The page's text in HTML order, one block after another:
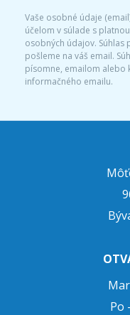
Vaše osobné údaje
účelom v súlade s
osobných údajov.
pošleme na váš email.
písomne, emailom alebo
informačného emailu.
Po